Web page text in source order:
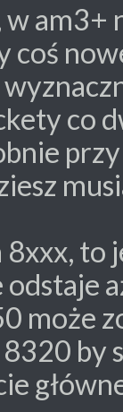
am3+
coś
co
to
może
by